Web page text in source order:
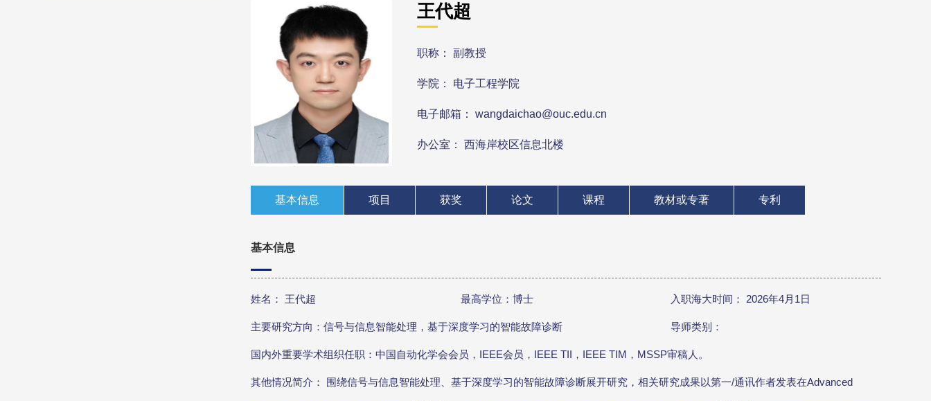
王代超
职称： 副教授
学院： 电子工程学院
电子邮箱： wangdaichao@ouc.edu.cn
办公室： 西海岸校区信息北楼
基本信息 项目 获奖 论文 课程 教材或专著 专利
基本信息
姓名： 王代超 最高学位：博士 入职海大时间： 2026年4月1日
主要研究方向：信号与信息智能处理，基于深度学习的智能故障诊断 导师类别：
国内外重要学术组织任职：中国自动化学会会员，IEEE会员，IEEE TII，IEEE TIM，MSSP审稿人。
其他情况简介： 围绕信号与信息智能处理、基于深度学习的智能故障诊断展开研究，相关研究成果以第一/通讯作者发表在Advanced